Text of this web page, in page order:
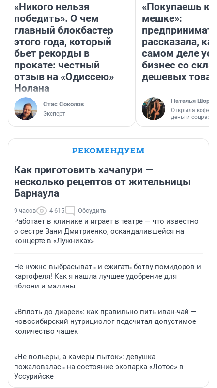
«Никого нельзя
победить». О чем
главный блокбастер
этого года, который
бьет рекорды в
прокате: честный
отзыв на «Одиссею»
Нолана
Стас Соколов
Эксперт
«Покупаешь
мешке»:
рассказала,
самом деле
бизнес со
дешевых
Наталья
Открыла
деньги
РЕКОМЕНДУЕМ
Как приготовить хачапури —
несколько рецептов от жительницы
Барнаула
9 часов 4 615 Обсудить
Работает в клинике и играет в театре — что известно
о сестре Вани Дмитриенко, оскандалившейся на
концерте в «Лужниках»
Не нужно выбрасывать и сжигать ботву помидоров и
картофеля! Как я нашла лучшее удобрение для
яблони и малины
«Вплоть до диареи»: как правильно пить иван-чай —
новосибирский нутрициолог подсчитал допустимое
количество чашек
«Не вольеры, а камеры пыток»: девушка
пожаловалась на состояние экопарка «Лотос» в
Уссурийске